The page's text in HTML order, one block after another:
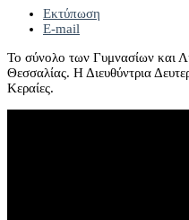
Εκτύπωση
E-mail
Το σύνολο των Γυμνασίων και
Θεσσαλίας. Η Διευθύντρια
Κεραίες.